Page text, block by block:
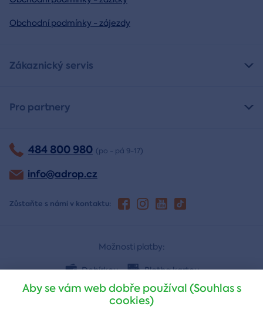
Obchodní podmínky - zájezdy
Zákaznický servis
Pro partnery
484 800 980 (po - pá 9-17)
info@adrop.cz
Zůstaňte s námi v kontaktu:
Možnosti platby:
Dobírkou Platba kartou
Bankovním převodem
Aby se vám web dobře používal (Souhlas s
cookies)